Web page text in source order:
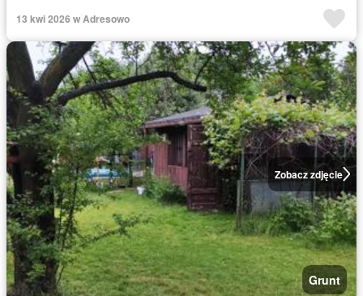
13 kwi 2026 w Adresowo
Zobacz zdjęcie
Grunt